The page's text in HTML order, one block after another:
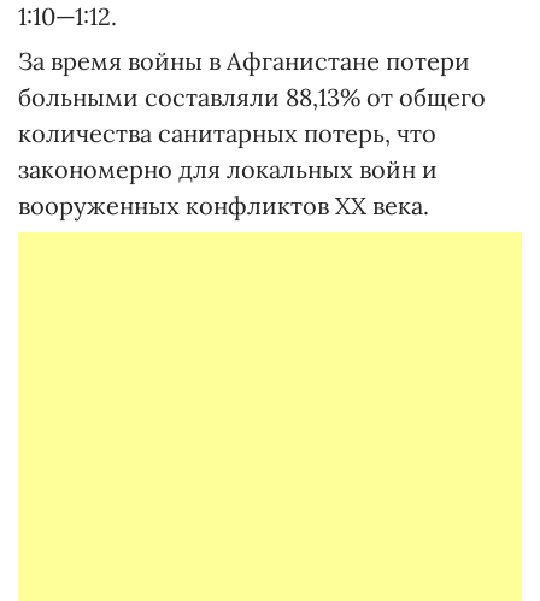
1:10—1:12.
За время войны в Афганистане потери
больными составляли 88,13% от общего
количества санитарных потерь, что
закономерно для локальных войн и
вооруженных конфликтов ХХ века.